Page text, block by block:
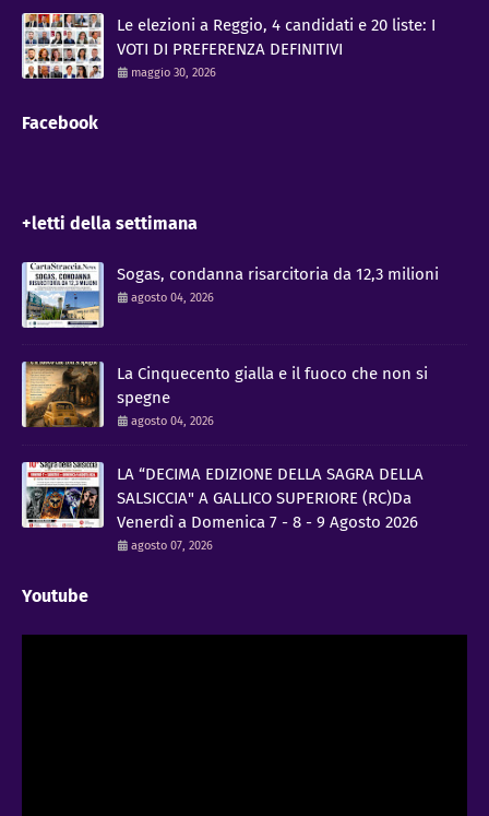
Le elezioni a Reggio, 4 candidati e 20 liste: I
VOTI DI PREFERENZA DEFINITIVI
maggio 30, 2026
Facebook
+letti della settimana
Sogas, condanna risarcitoria da 12,3 milioni
agosto 04, 2026
La Cinquecento gialla e il fuoco che non si
spegne
agosto 04, 2026
LA “DECIMA EDIZIONE DELLA SAGRA DELLA
SALSICCIA" A GALLICO SUPERIORE (RC)Da
Venerdì a Domenica 7 - 8 - 9 Agosto 2026
agosto 07, 2026
Youtube